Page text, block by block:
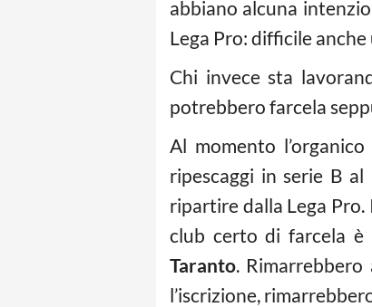
abbiano alcuna
Lega Pro: difficile
Chi invece sta
potrebbero farcela
Al momento
ripescaggi in serie B
ripartire dalla Lega
club certo di farcela è
Taranto.
l’iscrizione,